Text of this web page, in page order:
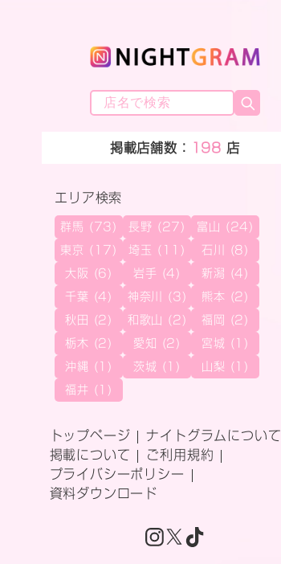
掲載店舗数： 198 店
エリア検索
群馬 (73) 長野 (27) 富山 (24)
東京 (17) 埼玉 (11) 石川 (8)
大阪 (6) 岩手 (4) 新潟 (4)
千葉 (4) 神奈川 (3) 熊本 (2)
秋田 (2) 和歌山 (2) 福岡 (2)
栃木 (2) 愛知 (2) 宮城 (1)
沖縄 (1) 茨城 (1) 山梨 (1)
福井 (1)
トップページ
ナイトグラムについて
掲載について
ご利用規約
プライバシーポリシー
資料ダウンロード